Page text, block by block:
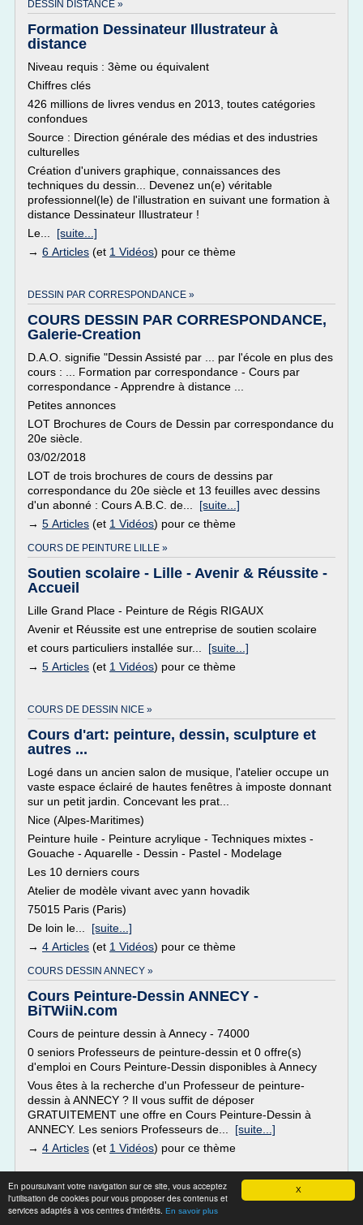
X
En poursuivant votre navigation sur ce site, vous acceptez
l'utilisation de cookies pour vous proposer des contenus et
services adaptés à vos centres d'intérêts. En savoir plus
DESSIN DISTANCE »
Formation Dessinateur Illustrateur à
distance
Niveau requis : 3ème ou équivalent
Chiffres clés
426 millions de livres vendus en 2013, toutes catégories
confondues
Source : Direction générale des médias et des industries
culturelles
Création d'univers graphique, connaissances des
techniques du dessin... Devenez un(e) véritable
professionnel(le) de l'illustration en suivant une formation à
distance Dessinateur Illustrateur !
Le... [suite...]
→ 6 Articles (et 1 Vidéos) pour ce thème
DESSIN PAR CORRESPONDANCE »
COURS DESSIN PAR CORRESPONDANCE,
Galerie-Creation
D.A.O. signifie "Dessin Assisté par ... par l'école en plus des
cours : ... Formation par correspondance - Cours par
correspondance - Apprendre à distance ...
Petites annonces
LOT Brochures de Cours de Dessin par correspondance du
20e siècle.
03/02/2018
LOT de trois brochures de cours de dessins par
correspondance du 20e siècle et 13 feuilles avec dessins
d'un abonné : Cours A.B.C. de... [suite...]
→ 5 Articles (et 1 Vidéos) pour ce thème
COURS DE PEINTURE LILLE »
Soutien scolaire - Lille - Avenir & Réussite -
Accueil
Lille Grand Place - Peinture de Régis RIGAUX
Avenir et Réussite est une entreprise de soutien scolaire
et cours particuliers installée sur... [suite...]
→ 5 Articles (et 1 Vidéos) pour ce thème
COURS DE DESSIN NICE »
Cours d'art: peinture, dessin, sculpture et
autres ...
Logé dans un ancien salon de musique, l'atelier occupe un
vaste espace éclairé de hautes fenêtres à imposte donnant
sur un petit jardin. Concevant les prat...
Nice (Alpes-Maritimes)
Peinture huile - Peinture acrylique - Techniques mixtes -
Gouache - Aquarelle - Dessin - Pastel - Modelage
Les 10 derniers cours
Atelier de modèle vivant avec yann hovadik
75015 Paris (Paris)
De loin le... [suite...]
→ 4 Articles (et 1 Vidéos) pour ce thème
COURS DESSIN ANNECY »
Cours Peinture-Dessin ANNECY -
BiTWiiN.com
Cours de peinture dessin à Annecy - 74000
0 seniors Professeurs de peinture-dessin et 0 offre(s)
d'emploi en Cours Peinture-Dessin disponibles à Annecy
Vous êtes à la recherche d'un Professeur de peinture-
dessin à ANNECY ? Il vous suffit de déposer
GRATUITEMENT une offre en Cours Peinture-Dessin à
ANNECY. Les seniors Professeurs de... [suite...]
→ 4 Articles (et 1 Vidéos) pour ce thème
COURS PEINTURE REPENTIGNY »
Cours de dessin et de peinture à